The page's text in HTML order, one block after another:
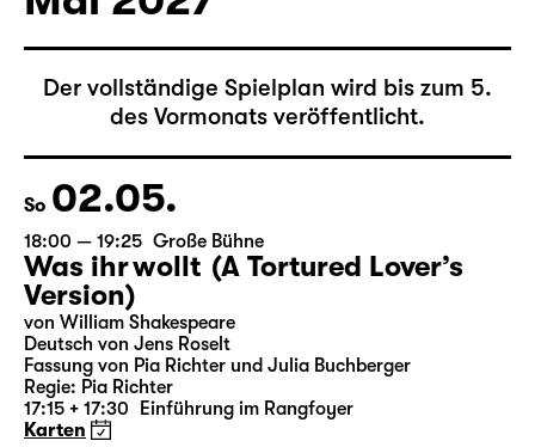
Mai 2027
Der vollständige Spielplan wird bis zum 5.
des Vormonats veröffentlicht.
So 02.05.
18:00 — 19:25 Große Bühne
Was ihr wollt (A Tortured Lover’s
Version)
von William Shakespeare
Deutsch von Jens Roselt